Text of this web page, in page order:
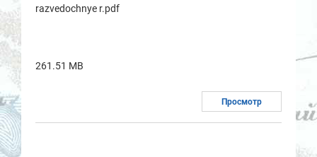
razvedochnye r.pdf
261.51 MB
Просмотр